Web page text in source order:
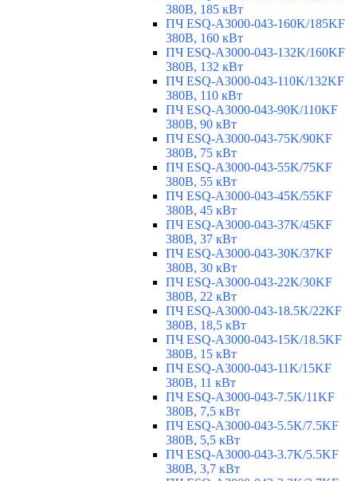
380В, 185 кВт
ПЧ ESQ-A3000-043-160K/185KF
380В, 160 кВт
ПЧ ESQ-A3000-043-132K/160KF
380В, 132 кВт
ПЧ ESQ-A3000-043-110K/132KF
380В, 110 кВт
ПЧ ESQ-A3000-043-90K/110KF
380В, 90 кВт
ПЧ ESQ-A3000-043-75K/90KF
380В, 75 кВт
ПЧ ESQ-A3000-043-55K/75KF
380В, 55 кВт
ПЧ ESQ-A3000-043-45K/55KF
380В, 45 кВт
ПЧ ESQ-A3000-043-37K/45KF
380В, 37 кВт
ПЧ ESQ-A3000-043-30K/37KF
380В, 30 кВт
ПЧ ESQ-A3000-043-22K/30KF
380В, 22 кВт
ПЧ ESQ-A3000-043-18.5K/22KF
380В, 18,5 кВт
ПЧ ESQ-A3000-043-15K/18.5KF
380В, 15 кВт
ПЧ ESQ-A3000-043-11K/15KF
380В, 11 кВт
ПЧ ESQ-A3000-043-7.5K/11KF
380В, 7,5 кВт
ПЧ ESQ-A3000-043-5.5K/7.5KF
380В, 5,5 кВт
ПЧ ESQ-A3000-043-3.7K/5.5KF
380В, 3,7 кВт